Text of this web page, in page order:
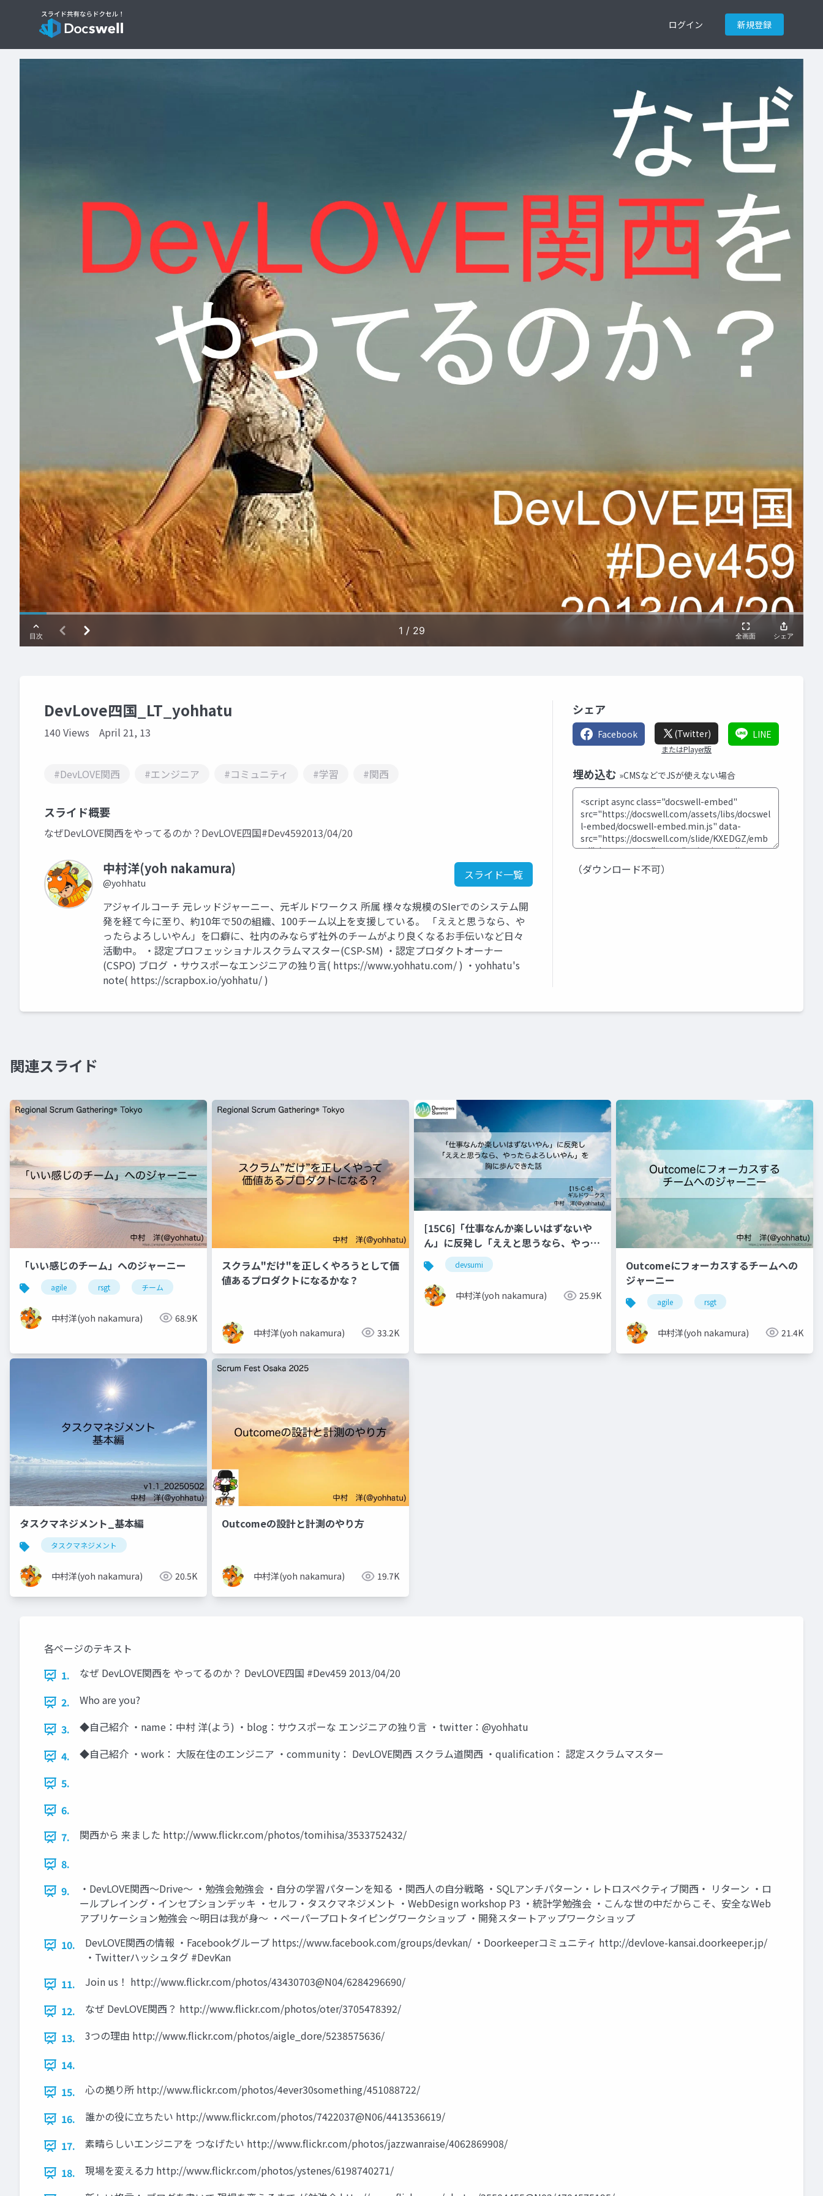
ログイン 新規登録
DevLove四国_LT_yohhatu
140 Views April 21, 13
#DevLOVE関西 #エンジニア #コミュニティ #学習 #関西
スライド概要
なぜDevLOVE関西をやってるのか？DevLOVE四国#Dev4592013/04/20
中村洋(yoh nakamura)
@yohhatu
スライド一覧
アジャイルコーチ 元レッドジャーニー、元ギルドワークス 所属 様々な規模のSIerでのシステム開
発を経て今に至り、約10年で50の組織、100チーム以上を支援している。 「ええと思うなら、や
ったらよろしいやん」を口癖に、社内のみならず社外のチームがより良くなるお手伝いなど日々
活動中。 ・認定プロフェッショナルスクラムマスター(CSP-SM) ・認定プロダクトオーナー
(CSPO) ブログ ・サウスポーなエンジニアの独り言( https://www.yohhatu.com/ ) ・yohhatu's
note( https://scrapbox.io/yohhatu/ )
シェア
Facebook (Twitter)
またはPlayer版
LINE
埋め込む »CMSなどでJSが使えない場合
（ダウンロード不可）
関連スライド
「いい感じのチーム」へのジャーニー
agile rsgt チーム
中村洋(yoh nakamura) 68.9K
スクラム"だけ"を正しくやろうとして価
値あるプロダクトになるかな？
中村洋(yoh nakamura) 33.2K
[15C6]「仕事なんか楽しいはずないや
ん」に反発し「ええと思うなら、やった
らよろしいやん」を胸に歩んできた話
_2
devsumi
中村洋(yoh nakamura) 25.9K
Outcomeにフォーカスするチームへの
ジャーニー
agile rsgt
中村洋(yoh nakamura) 21.4K
タスクマネジメント_基本編
タスクマネジメント
中村洋(yoh nakamura) 20.5K
Outcomeの設計と計測のやり方
中村洋(yoh nakamura) 19.7K
各ページのテキスト
1.
なぜ DevLOVE関西を やってるのか？ DevLOVE四国 #Dev459 2013/04/20
2.
Who are you?
3.
◆自己紹介 ・name：中村 洋(よう) ・blog：サウスポーな エンジニアの独り言 ・twitter：@yohhatu
4.
◆自己紹介 ・work： 大阪在住のエンジニア ・community： DevLOVE関西 スクラム道関西 ・qualification： 認定スクラムマスター
5.
6.
7.
関西から 来ました http://www.flickr.com/photos/tomihisa/3533752432/
8.
9.
・DevLOVE関西～Drive～ ・勉強会勉強会 ・自分の学習パターンを知る ・関西人の自分戦略 ・SQLアンチパターン・レトロスペクティブ関西・ リターン ・ロ
ールプレイング・インセプションデッキ ・セルフ・タスクマネジメント ・WebDesign workshop P3 ・統計学勉強会 ・こんな世の中だからこそ、安全なWeb
アプリケーション勉強会 ～明日は我が身～ ・ペーパープロトタイピングワークショップ ・開発スタートアップワークショップ
10.
DevLOVE関西の情報 ・Facebookグループ https://www.facebook.com/groups/devkan/ ・Doorkeeperコミュニティ http://devlove-kansai.doorkeeper.jp/
・Twitterハッシュタグ #DevKan
11.
Join us！ http://www.flickr.com/photos/43430703@N04/6284296690/
12.
なぜ DevLOVE関西？ http://www.flickr.com/photos/oter/3705478392/
13.
3つの理由 http://www.flickr.com/photos/aigle_dore/5238575636/
14.
15.
心の拠り所 http://www.flickr.com/photos/4ever30something/451088722/
16.
誰かの役に立ちたい http://www.flickr.com/photos/7422037@N06/4413536619/
17.
素晴らしいエンジニアを つなげたい http://www.flickr.com/photos/jazzwanraise/4062869908/
18.
現場を変える力 http://www.flickr.com/photos/ystenes/6198740271/